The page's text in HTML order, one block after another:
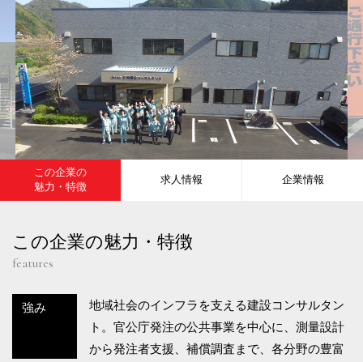
この企業の
魅力・特徴
求人情報 企業情報
この企業の魅力・特徴
features
強み
地域社会のインフラを支える建設コンサルタン
ト。官公庁発注の公共事業を中心に、測量設計
から発注者支援、補償調査まで、各分野の豊富